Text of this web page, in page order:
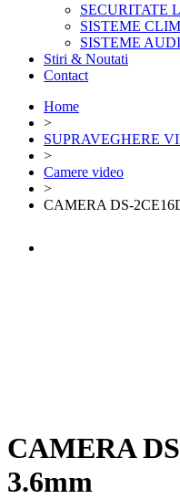
SECURITATE
SISTEME
SISTEME
Stiri & Noutati
Contact
Home
>
SUPRAVEGHERE
>
Camere video
>
CAMERA DS-
CAMERA
3.6mm